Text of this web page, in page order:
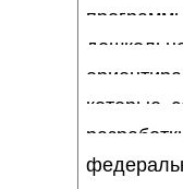
которые